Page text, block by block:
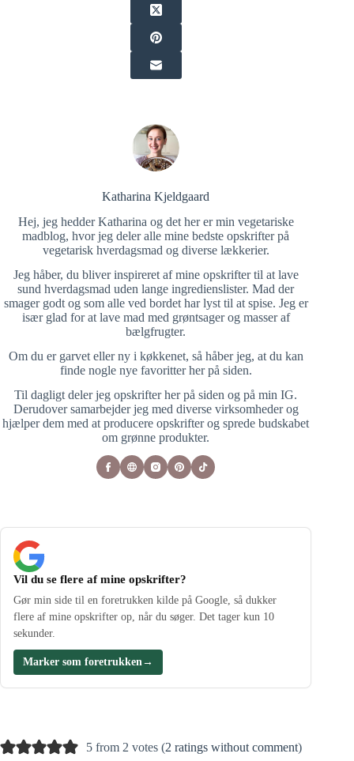
Katharina Kjeldgaard
Hej, jeg hedder Katharina og det her er min vegetariske
madblog, hvor jeg deler alle mine bedste opskrifter på
vegetarisk hverdagsmad og diverse lækkerier.
Jeg håber, du bliver inspireret af mine opskrifter til at lave
sund hverdagsmad uden lange ingredienslister. Mad der
smager godt og som alle ved bordet har lyst til at spise. Jeg er
især glad for at lave mad med grøntsager og masser af
bælgfrugter.
Om du er garvet eller ny i køkkenet, så håber jeg, at du kan
finde nogle nye favoritter her på siden.
Til dagligt deler jeg opskrifter her på siden og på min IG.
Derudover samarbejder jeg med diverse virksomheder og
hjælper dem med at producere opskrifter og sprede budskabet
om grønne produkter.
Vil du se flere af mine opskrifter?
Gør min side til en foretrukken kilde på Google, så dukker
flere af mine opskrifter op, når du søger. Det tager kun 10
sekunder.
Marker som foretrukken →
5 from 2 votes (2 ratings without comment)